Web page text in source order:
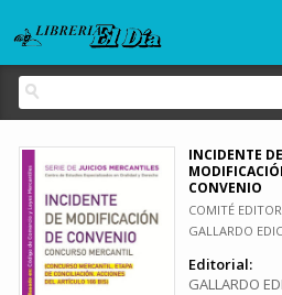
INCIDENTE DE
CONVENIO
COMITÉ
GALLARDO
Editorial:
GALLARDO